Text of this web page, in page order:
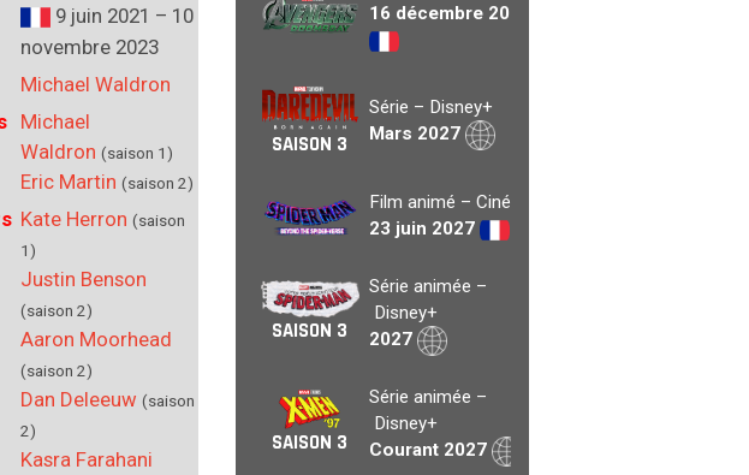
9 juin 2021 – 10
novembre 2023
Michael Waldron
Michael
Waldron (saison 1)
Eric Martin (saison 2)
Kate Herron (saison
1)
Justin Benson
(saison 2)
Aaron Moorhead
(saison 2)
Dan Deleeuw (saison
2)
Kasra Farahani
16 décembre 2026
SAISON 3
Série – Disney+
Mars 2027
Film animé – Cinéma
23 juin 2027
SAISON 3
Série animée –
Disney+
2027
SAISON 3
Série animée –
Disney+
Courant 2027